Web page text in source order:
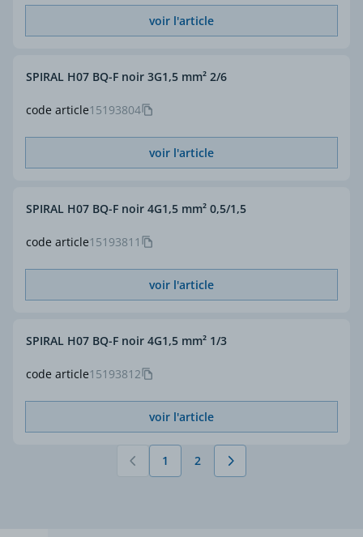
voir l'article
code article15193804
SPIRAL H07 BQ-F noir 3G1,5 mm² 2/6
voir l'article
code article15193811
SPIRAL H07 BQ-F noir 4G1,5 mm² 0,5/1,5
voir l'article
code article15193812
SPIRAL H07 BQ-F noir 4G1,5 mm² 1/3
voir l'article
Vous lisez actuellement la page
1 Page
2